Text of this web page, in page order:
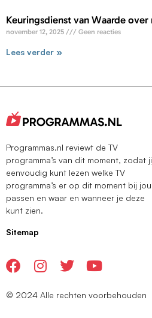
Keuringsdienst van Waarde
november 12, 2025 Geen reacties
Lees verder »
Programmas.nl reviewt de TV
programma’s van dit moment, zodat
eenvoudig kunt lezen welke TV
programma’s er op dit moment bij jou
passen en waar en wanneer je deze
kunt zien.
Sitemap
© 2024 Alle rechten voorbehouden